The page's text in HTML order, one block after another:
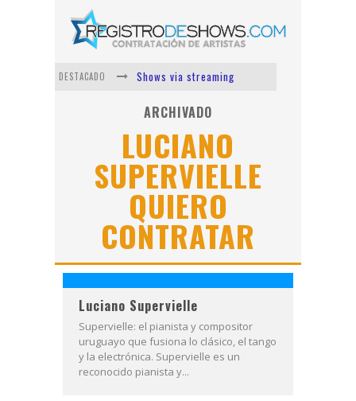
DESTACADO
Shows via streaming
Lit Killah
Nicki Nicole
Duki
Vi Em
Los Ángeles Azules
ARCHIVADO
LUCIANO
SUPERVIELLE
QUIERO
CONTRATAR
Luciano Supervielle
Supervielle: el pianista y compositor
uruguayo que fusiona lo clásico, el tango
y la electrónica. Supervielle es un
reconocido pianista y...